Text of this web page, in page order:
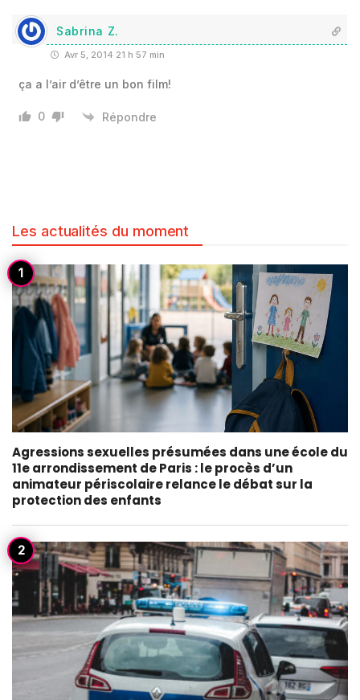
Sabrina Z.
Avr 5, 2014 21 h 57 min
ça a l’air d’être un bon film!
0 Répondre
Les actualités du moment
Agressions sexuelles présumées dans une école du
11e arrondissement de Paris : le procès d’un
animateur périscolaire relance le débat sur la
protection des enfants